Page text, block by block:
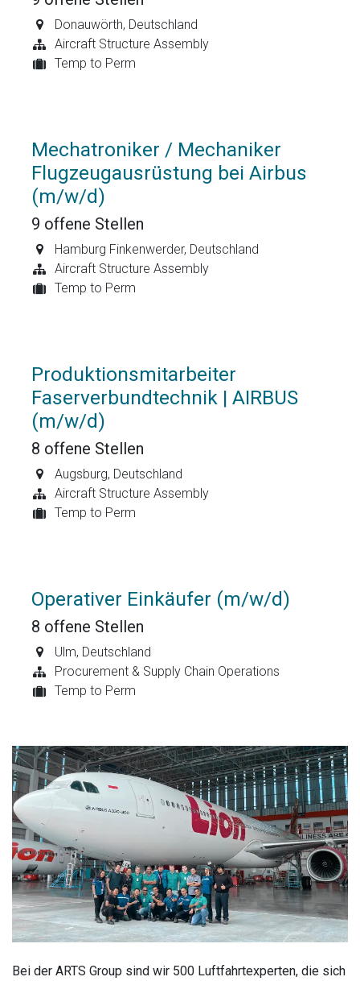
Donauwörth, Deutschland
Aircraft Structure Assembly
Temp to Perm
Mechatroniker / Mechaniker
Flugzeugausrüstung bei Airbus
(m/w/d)
9 offene Stellen
Hamburg Finkenwerder, Deutschland
Aircraft Structure Assembly
Temp to Perm
Produktionsmitarbeiter
Faserverbundtechnik | AIRBUS
(m/w/d)
8 offene Stellen
Augsburg, Deutschland
Aircraft Structure Assembly
Temp to Perm
Operativer Einkäufer (m/w/d)
8 offene Stellen
Ulm, Deutschland
Procurement & Supply Chain Operations
Temp to Perm
Bei der ARTS Group sind wir 500 Luftfahrtexperten, die sich